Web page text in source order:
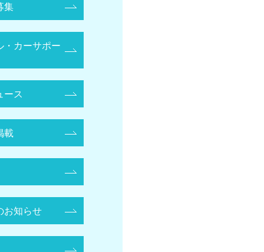
集
・カーサポー
ース
載
お知らせ